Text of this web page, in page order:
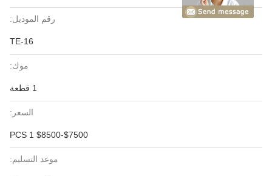
رقم الموديل:
TE-16
موك:
السعر:
$7500-$8500 1 PCS
موعد التسليم: